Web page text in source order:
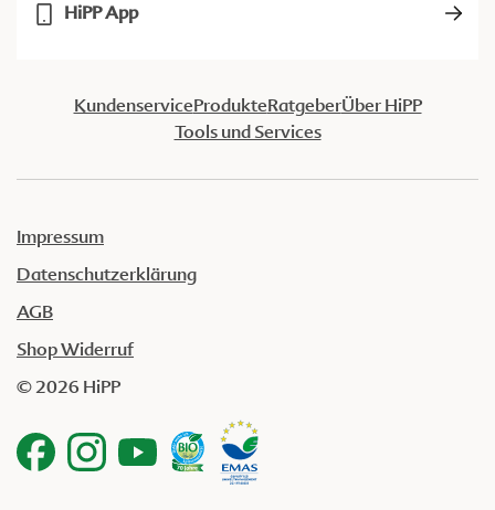
HiPP App
KundenserviceProdukteRatgeberÜber HiPP
Tools und Services
Impressum
Datenschutzerklärung
AGB
Shop Widerruf
© 2026 HiPP